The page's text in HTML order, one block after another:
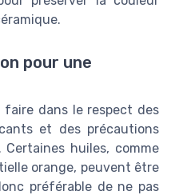
pour une
faire dans le respect des
et des précautions
huiles, comme
orange, peuvent être
préférable de ne pas